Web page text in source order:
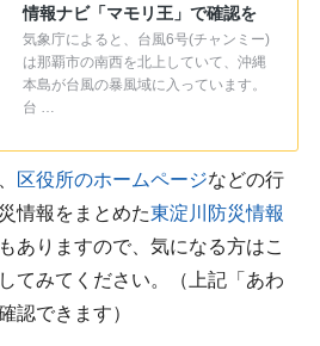
情報ナビ「マモリ王」で確認を
気象庁によると、台風6号(チャンミー)
は那覇市の南西を北上していて、沖縄
本島が台風の暴風域に入っています。
台 …
区役所のホームページなどの行
情報をまとめた東淀川防災情報
ありますので、気になる方はこ
てみてください。（上記「あわ
認できます）